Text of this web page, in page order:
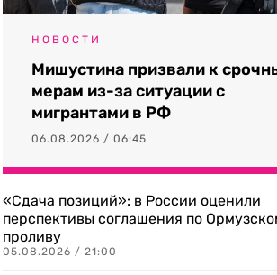
НОВОСТИ
Мишустина призвали к
мерам из-за ситуации с
мигрантами в РФ
06.08.2026 / 06:45
«Сдача позиций»: в России оценили
перспективы соглашения по
проливу
05.08.2026 / 21:00